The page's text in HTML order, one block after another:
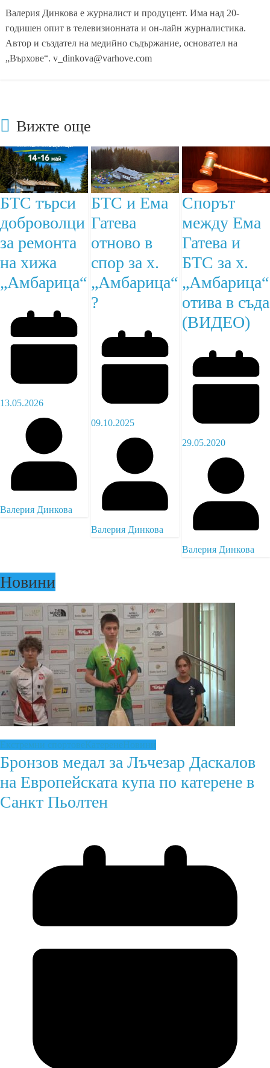
Валерия Динкова е журналист и продуцент. Има над 20-
годишен опит в телевизионната и он-лайн журналистика.
Автор и създател на медийно съдържание, основател на
„Върхове“. v_dinkova@varhove.com
Вижте още
БТС търси
доброволци
за ремонта
на хижа
„Амбарица“
13.05.2026
Валерия Динкова
БТС и Ема
Гатева
отново в
спор за х.
„Амбарица“
?
09.10.2025
Валерия Динкова
Спорът
между Ема
Гатева и
БТС за х.
„Амбарица“
отива в съда
(ВИДЕО)
29.05.2020
Валерия Динкова
Новини
Екстремни спортовеКатеренеНовини
Бронзов медал за Лъчезар Даскалов
на Европейската купа по катерене в
Санкт Пьолтен